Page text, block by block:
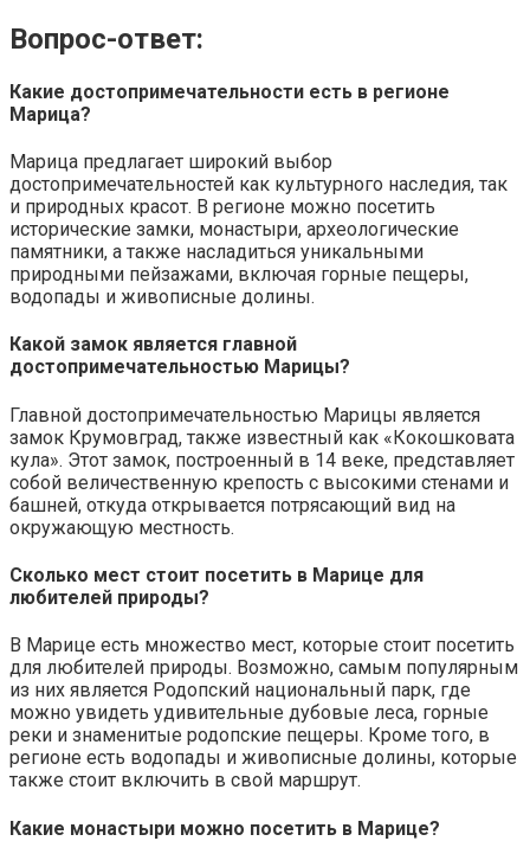
Вопрос-ответ:
Какие достопримечательности есть в регионе
Марица?
Марица предлагает широкий выбор
достопримечательностей как культурного наследия, так
и природных красот. В регионе можно посетить
исторические замки, монастыри, археологические
памятники, а также насладиться уникальными
природными пейзажами, включая горные пещеры,
водопады и живописные долины.
Какой замок является главной
достопримечательностью Марицы?
Главной достопримечательностью Марицы является
замок Крумовград, также известный как «Кокошковата
кула». Этот замок, построенный в 14 веке, представляет
собой величественную крепость с высокими стенами и
башней, откуда открывается потрясающий вид на
окружающую местность.
Сколько мест стоит посетить в Марице для
любителей природы?
В Марице есть множество мест, которые стоит посетить
для любителей природы. Возможно, самым популярным
из них является Родопский национальный парк, где
можно увидеть удивительные дубовые леса, горные
реки и знаменитые родопские пещеры. Кроме того, в
регионе есть водопады и живописные долины, которые
также стоит включить в свой маршрут.
Какие монастыри можно посетить в Марице?